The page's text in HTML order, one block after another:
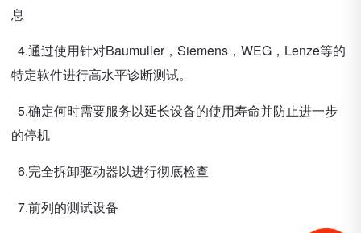
息
4.通过使用针对Baumuller，Siemens，WEG，Lenze等的
特定软件进行高水平诊断测试。
5.确定何时需要服务以延长设备的使用寿命并防止进一步
的停机
6.完全拆卸驱动器以进行彻底检查
7.前列的测试设备